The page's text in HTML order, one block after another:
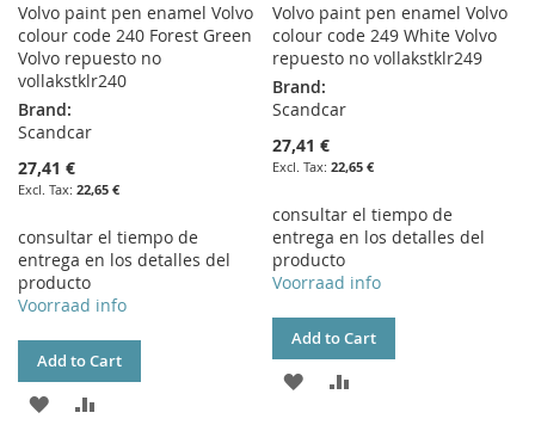
Volvo paint pen enamel Volvo
colour code 240 Forest Green
Volvo repuesto no
vollakstklr240
Brand:
Scandcar
27,41 €
22,65 €
consultar el tiempo de
entrega en los detalles del
producto
Voorraad info
Add to Cart
ADD
Volvo paint pen enamel Volvo
colour code 249 White Volvo
repuesto no vollakstklr249
Brand:
Scandcar
27,41 €
22,65 €
consultar el tiempo de
entrega en los detalles del
producto
Voorraad info
Add to Cart
ADD